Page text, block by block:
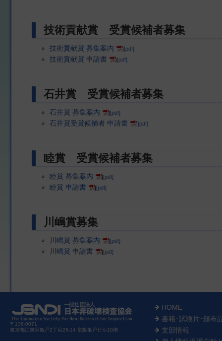
技術貢献賞 受賞候補者募集
技術貢献賞 募集案内 [pdf]
技術貢献賞 申請書 [pdf]
石井賞 受賞候補者募集
石井賞 募集案内 [pdf]
石井賞受賞候補者 申請書 [pdf]
睦賞 受賞候補者募集
睦賞 募集案内 [pdf]
睦賞 申請書 [pdf]
川嶋賞募集
川嶋賞 募集案内 [pdf]
川嶋賞 申請書 [pdf]
〒136-0071
東京都江東区亀戸2丁目25-14 京阪亀戸ビル10階
HOME
書籍･試験片･頒布
支部情報